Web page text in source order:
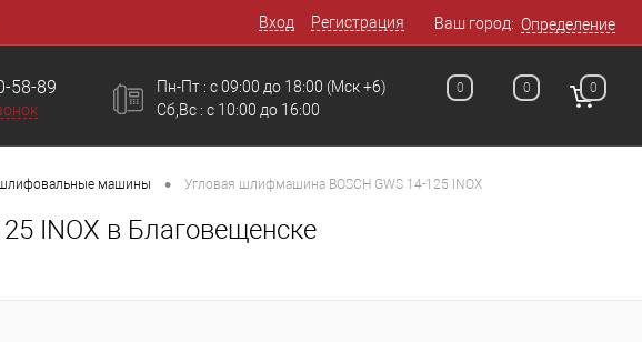
Вход Регистрация Ваш город: Определение
58-89
Пн-Пт : с 09:00 до 18:00
Сб,Вс : c 10:00 до 16:00
(Мск +6) 0 0 0
машины • Угловая шлифмашина BOSCH GWS 14-125 INOX
INOX в Благовещенске